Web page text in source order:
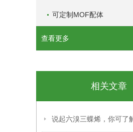
可定制MOF配体
查看更多
相关文章